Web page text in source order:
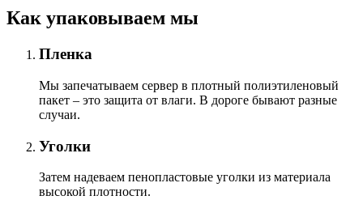
Как упаковываем мы
Пленка
Мы запечатываем сервер в плотный полиэтиленовый
пакет – это защита от влаги. В дороге бывают разные
случаи.
Уголки
Затем надеваем пенопластовые уголки из материала
высокой плотности.